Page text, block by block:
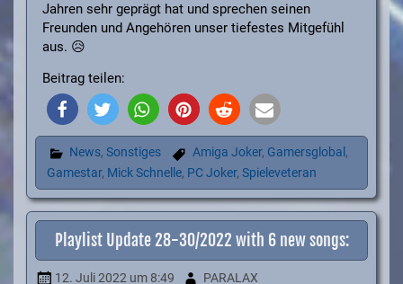
Jahren sehr geprägt hat und sprechen seinen
Freunden und Angehören unser tiefestes Mitgefühl
aus. 😥
Beitrag teilen:
News, Sonstiges Amiga Joker, Gamersglobal,
Gamestar, Mick Schnelle, PC Joker, Spieleveteran
Playlist Update 28-30/2022 with 6 new songs:
12. Juli 2022um 8:49 PARALAX